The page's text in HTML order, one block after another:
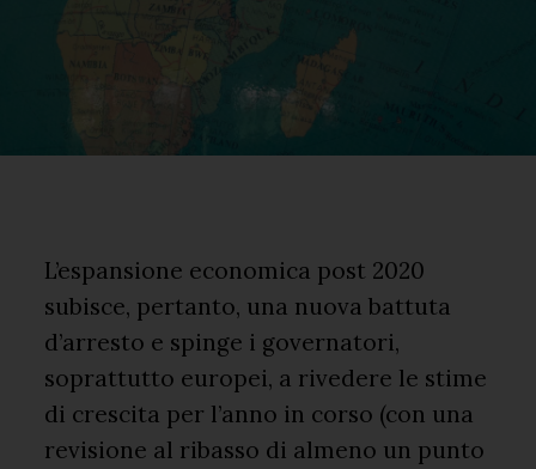
L’espansione economica post 2020
subisce, pertanto, una nuova battuta
d’arresto e spinge i governatori,
soprattutto europei, a rivedere le stime
di crescita per l’anno in corso (con una
revisione al ribasso di almeno un punto